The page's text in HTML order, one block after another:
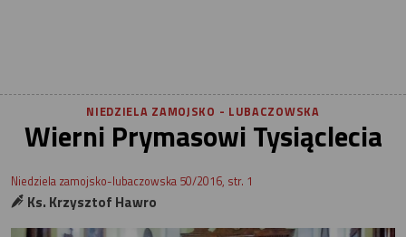
NIEDZIELA ZAMOJSKO - LUBACZOWSKA
Wierni Prymasowi Tysiąclecia
Niedziela zamojsko-lubaczowska 50/2016, str. 1
Ks. Krzysztof Hawro